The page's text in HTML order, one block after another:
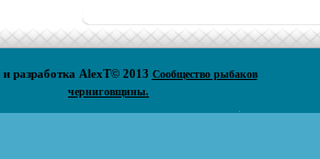
разработка AlexT© 2013 Сообщество рыбаков
черниговщины.